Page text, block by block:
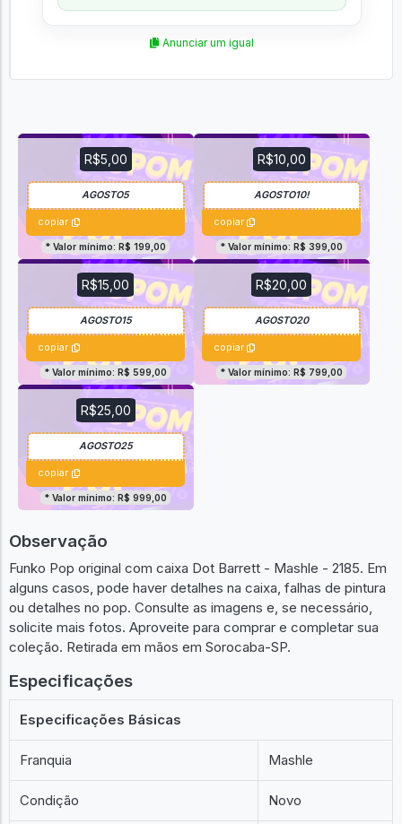
Anunciar um igual
R$5,00
copiar
* Valor mínimo: R$ 199,00
R$10,00
copiar
* Valor mínimo: R$ 399,00
R$15,00
copiar
* Valor mínimo: R$ 599,00
R$20,00
copiar
* Valor mínimo: R$ 799,00
R$25,00
copiar
* Valor mínimo: R$ 999,00
Observação
Funko Pop original com caixa Dot Barrett - Mashle - 2185. Em
alguns casos, pode haver detalhes na caixa, falhas de pintura
ou detalhes no pop. Consulte as imagens e, se necessário,
solicite mais fotos. Aproveite para comprar e completar sua
coleção. Retirada em mãos em Sorocaba-SP.
Especificações
Especificações Básicas
Franquia Mashle
Condição Novo